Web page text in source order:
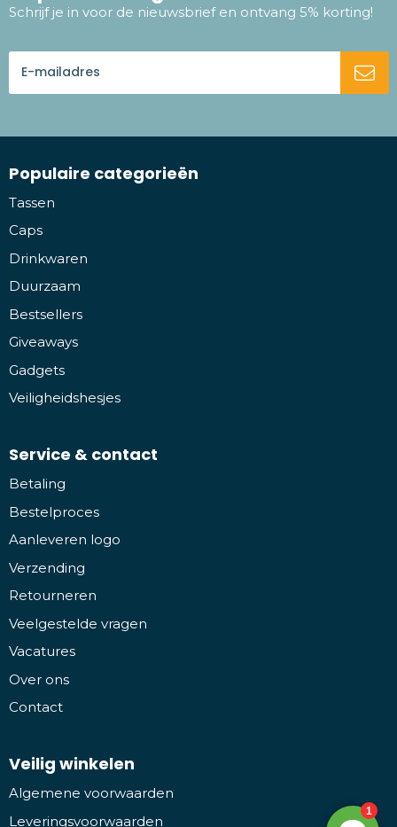
Schrijf je in voor de nieuwsbrief en ontvang 5% korting!
Populaire categorieën
Tassen
Caps
Drinkwaren
Duurzaam
Bestsellers
Giveaways
Gadgets
Veiligheidshesjes
Service & contact
Betaling
Bestelproces
Aanleveren logo
Verzending
Retourneren
Veelgestelde vragen
Vacatures
Over ons
Contact
Veilig winkelen
Algemene voorwaarden
Leveringsvoorwaarden